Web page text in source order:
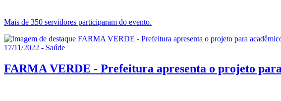
Mais de 350 servidores participaram do evento.
17/11/2022 - Saúde
FARMA VERDE - Prefeitura apresenta o projeto